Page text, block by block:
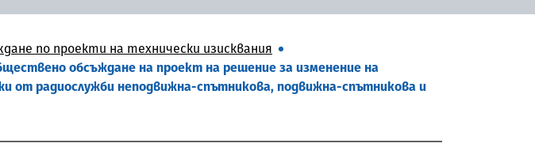
по проекти на технически изисквания
обсъждане на проект на решение за изменение на
от радиослужби неподвижна-спътникова, подвижна-спътникова и